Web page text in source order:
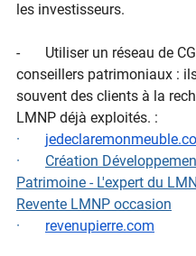
les investisseurs.
-       Utiliser un réseau de
conseillers patrimoniaux :
souvent des clients à la
LMNP déjà exploités. :
·
· Création
Patrimoine - L'expert du
Revente LMNP occasion
· revenupierre.com